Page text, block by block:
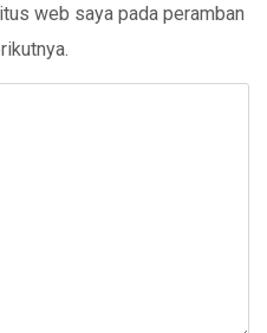
web saya pada peramban